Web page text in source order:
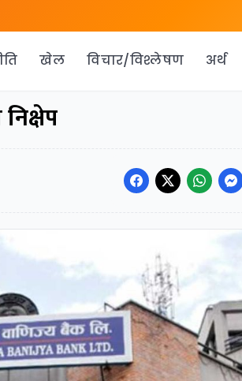
खेल विचार/विश्लेषण अर्थ